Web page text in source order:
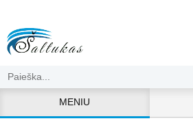
MENIU